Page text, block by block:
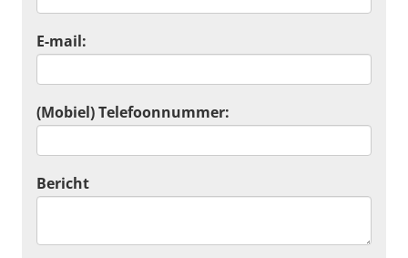
E-mail:
(Mobiel) Telefoonnummer:
Bericht